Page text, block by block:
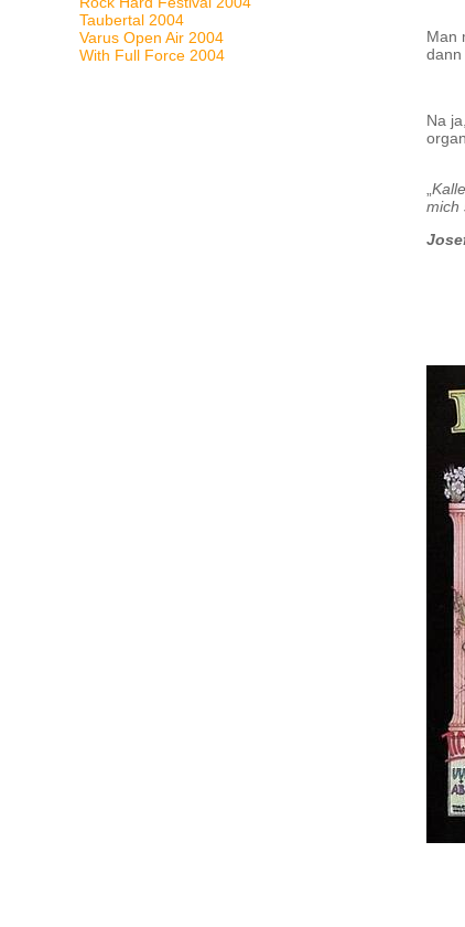
Taubertal 2004
Varus Open Air 2004
With Full Force 2004
Man
dann
Na
mich